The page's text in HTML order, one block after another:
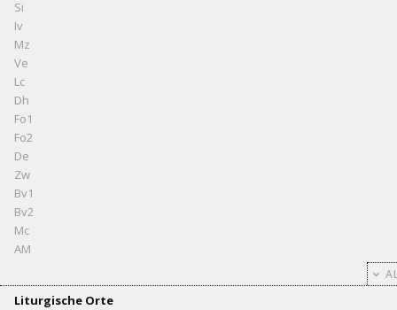
Si
Iv
Mz
Ve
Lc
Dh
Fo1
Fo2
De
Zw
Bv1
Bv2
Mc
AM
Liturgische Orte